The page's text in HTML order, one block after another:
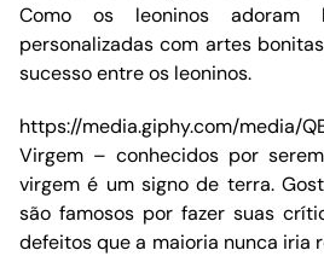
Como os leoninos adoram
personalizadas com artes
sucesso entre os leoninos.
https://media.giphy.com/media/
Virgem – conhecidos por
virgem é um signo de terra.
são famosos por fazer suas
defeitos que a maioria nunca iria